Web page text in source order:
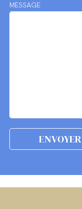
MESSAGE